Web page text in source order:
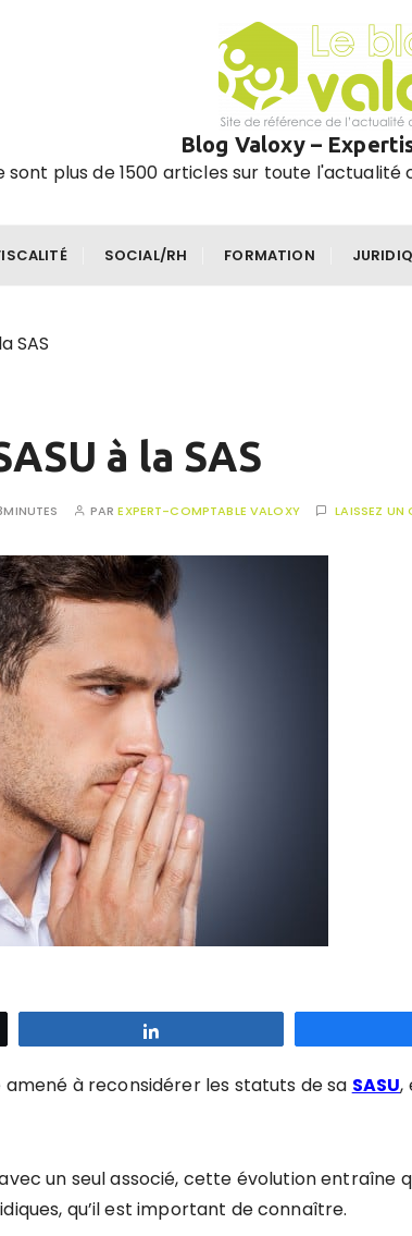
Blog Valoxy –
sont plus de 1500 articles sur toute
SOCIAL/RH FORMATION
SAS
à la SAS
PAREXPERT-COMPTABLE VALOXY LAISSEZ UN
à reconsidérer les statuts de sa SASU,
avec un seul associé, cette évolution entraîne
qu’il est important deconnaître.